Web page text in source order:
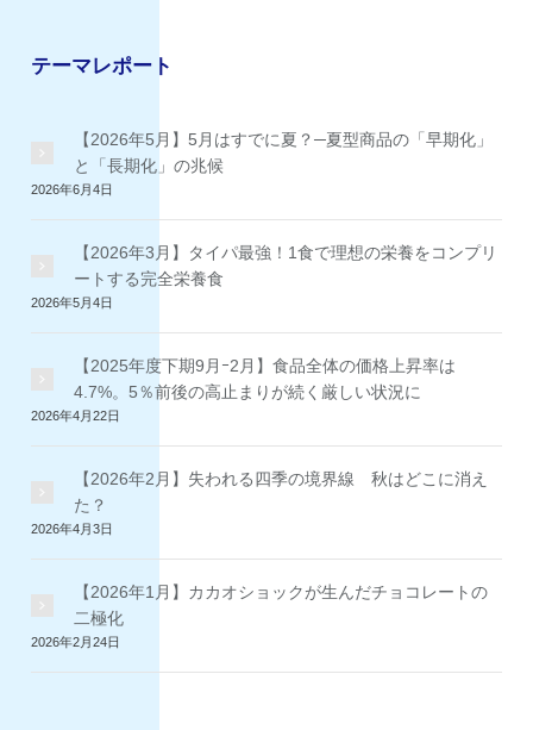
テーマレポート
【2026年5月】5月はすでに夏？─夏型商品の「早期化」
と「長期化」の兆候
2026年6月4日
【2026年3月】タイパ最強！1食で理想の栄養をコンプリ
ートする完全栄養食
2026年5月4日
【2025年度下期9月ｰ2月】食品全体の価格上昇率は
4.7%。5％前後の高止まりが続く厳しい状況に
2026年4月22日
【2026年2月】失われる四季の境界線 秋はどこに消え
た？
2026年4月3日
【2026年1月】カカオショックが生んだチョコレートの
二極化
2026年2月24日